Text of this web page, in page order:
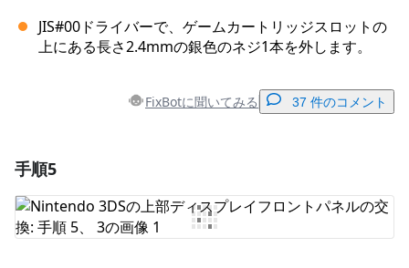
JIS#00ドライバーで、ゲームカートリッジスロットの
上にある長さ2.4mmの銀色のネジ1本を外します。
FixBotに聞いてみる 37 件のコメント
コメントを追加
手順5